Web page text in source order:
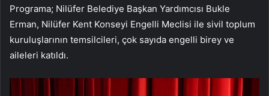
Programa; Nilüfer Belediye Başkan Yardımcısı Bukle
Erman, Nilüfer Kent Konseyi Engelli Meclisi ile sivil toplum
kuruluşlarının temsilcileri, çok sayıda engelli birey ve
aileleri katıldı.